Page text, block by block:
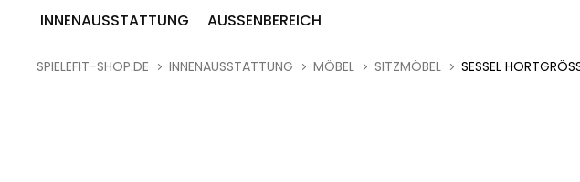
INNENAUSSTATTUNG
AUSSENBEREICH
SPIELEFIT-SHOP.DE INNENAUSSTATTUNG MÖBEL SITZMÖBEL SESSEL